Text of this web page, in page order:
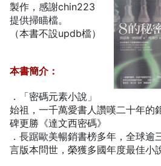
製作，感謝chin223
提供掃瞄檔。
（本書不設updb檔）
本書簡介：
．「密碼元素小說」
始祖，一千萬愛書人讚嘆二十年的
碑更勝《達文西密碼》
．長踞歐美暢銷書榜多年，全球逾
言版本問世，榮獲多國年度最佳小